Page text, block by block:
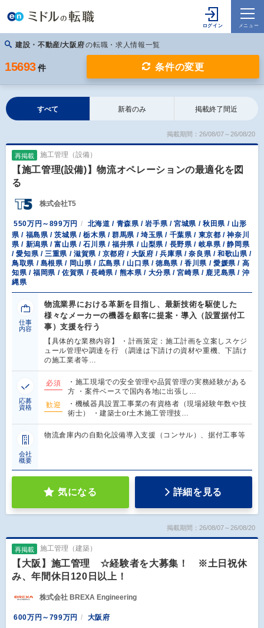
建設・不動産/大阪府の転職・求人情報一覧
15693 件 条件の変更
すべて 新着のみ 掲載終了間近
掲載期間：26/08/07～26/08/20
再掲載 施工管理（設備）
【施工管理(設備)】物流オペレーションの最適化を図
る
株式会社T5
550万円～899万円
北海道 / 青森県 / 岩手県 / 宮城県 / 秋田県 / 山形
県 / 福島県 / 茨城県 / 栃木県 / 群馬県 / 埼玉県 / 千葉県 / 東京都 / 神奈川
県 / 新潟県 / 富山県 / 石川県 / 福井県 / 山梨県 / 長野県 / 岐阜県 / 静岡県
/ 愛知県 / 三重県 / 滋賀県 / 京都府 / 大阪府 / 兵庫県 / 奈良県 / 和歌山県 /
鳥取県 / 島根県 / 岡山県 / 広島県 / 山口県 / 徳島県 / 香川県 / 愛媛県 / 高
知県 / 福岡県 / 佐賀県 / 長崎県 / 熊本県 / 大分県 / 宮崎県 / 鹿児島県 / 沖
縄県
仕事
内容
物流業界における革新を目指し、最新技術を駆使した
様々なメーカーの機器を顧客に提案・導入（設置据付工
事）支援を行う
【具体的な業務内容】 ・計画策定：施工計画を立案しスケジ
ュール管理や調達を行 （調達は下請けの資材や重機、下請け
の施工業者等…
応募
資格
必須
・施工現場での安全管理や品質管理の実務経験がある
方 ・案件ベースで国内各地に出張し…
歓迎
・機械器具設置工事業の有資格者（現場経験年数や技
術士） ・建築士or土木施工管理技…
会社
概要
物流倉庫内の自動化設備導入支援（コンサル）、据付工事等
気になる 詳細を見る
掲載期間：26/08/07～26/08/20
再掲載 施工管理（建築）
【大阪】施工管理 ☆経験者を大募集！ ※土日祝休
み、年間休日120日以上！
株式会社 BREXA Engineering
600万円～799万円 大阪府